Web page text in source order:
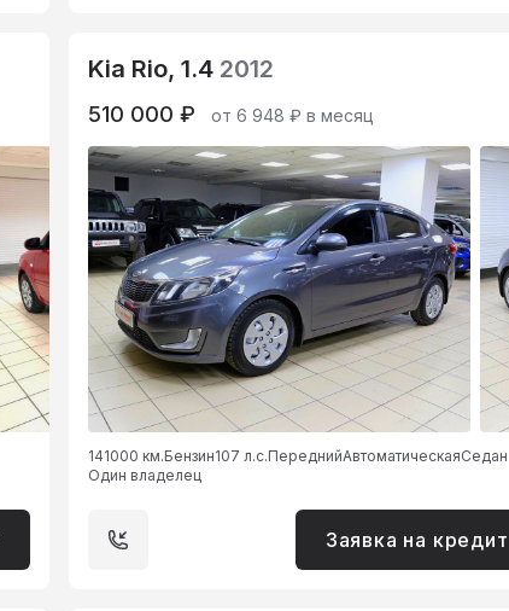
Kia Rio, 1.4 2012
510 000 ₽ от 6 948 ₽ в месяц
141000 км.Бензин107 л.с.ПереднийАвтоматическаяСедан
Один владелец
Заявка на кредит